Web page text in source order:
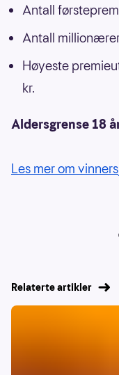
Antall
Antall
Høyeste
kr.
Aldersgrense 18
Les mer om
Relaterte artikler